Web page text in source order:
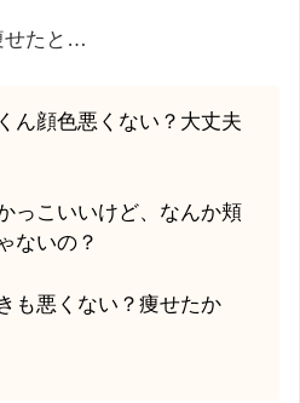
せたと…
ん顔色悪くない？大丈夫
っこいいけど、なんか頬
ないの？
も悪くない？痩せたか